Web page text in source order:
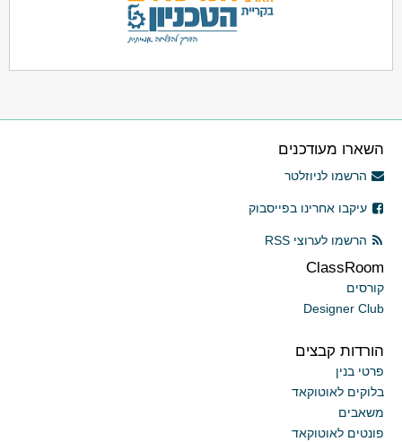
השארו מעודכנים
הרשמו לניוזלטר
עיקבו אחרינו בפייסבוק
הרשמו לערוצי RSS
ClassRoom
קורסים
Designer Club
הורדות קבצים
פרטי בנין
בלוקים לאוטוקאד
משאבים
פונטים לאוטוקאד